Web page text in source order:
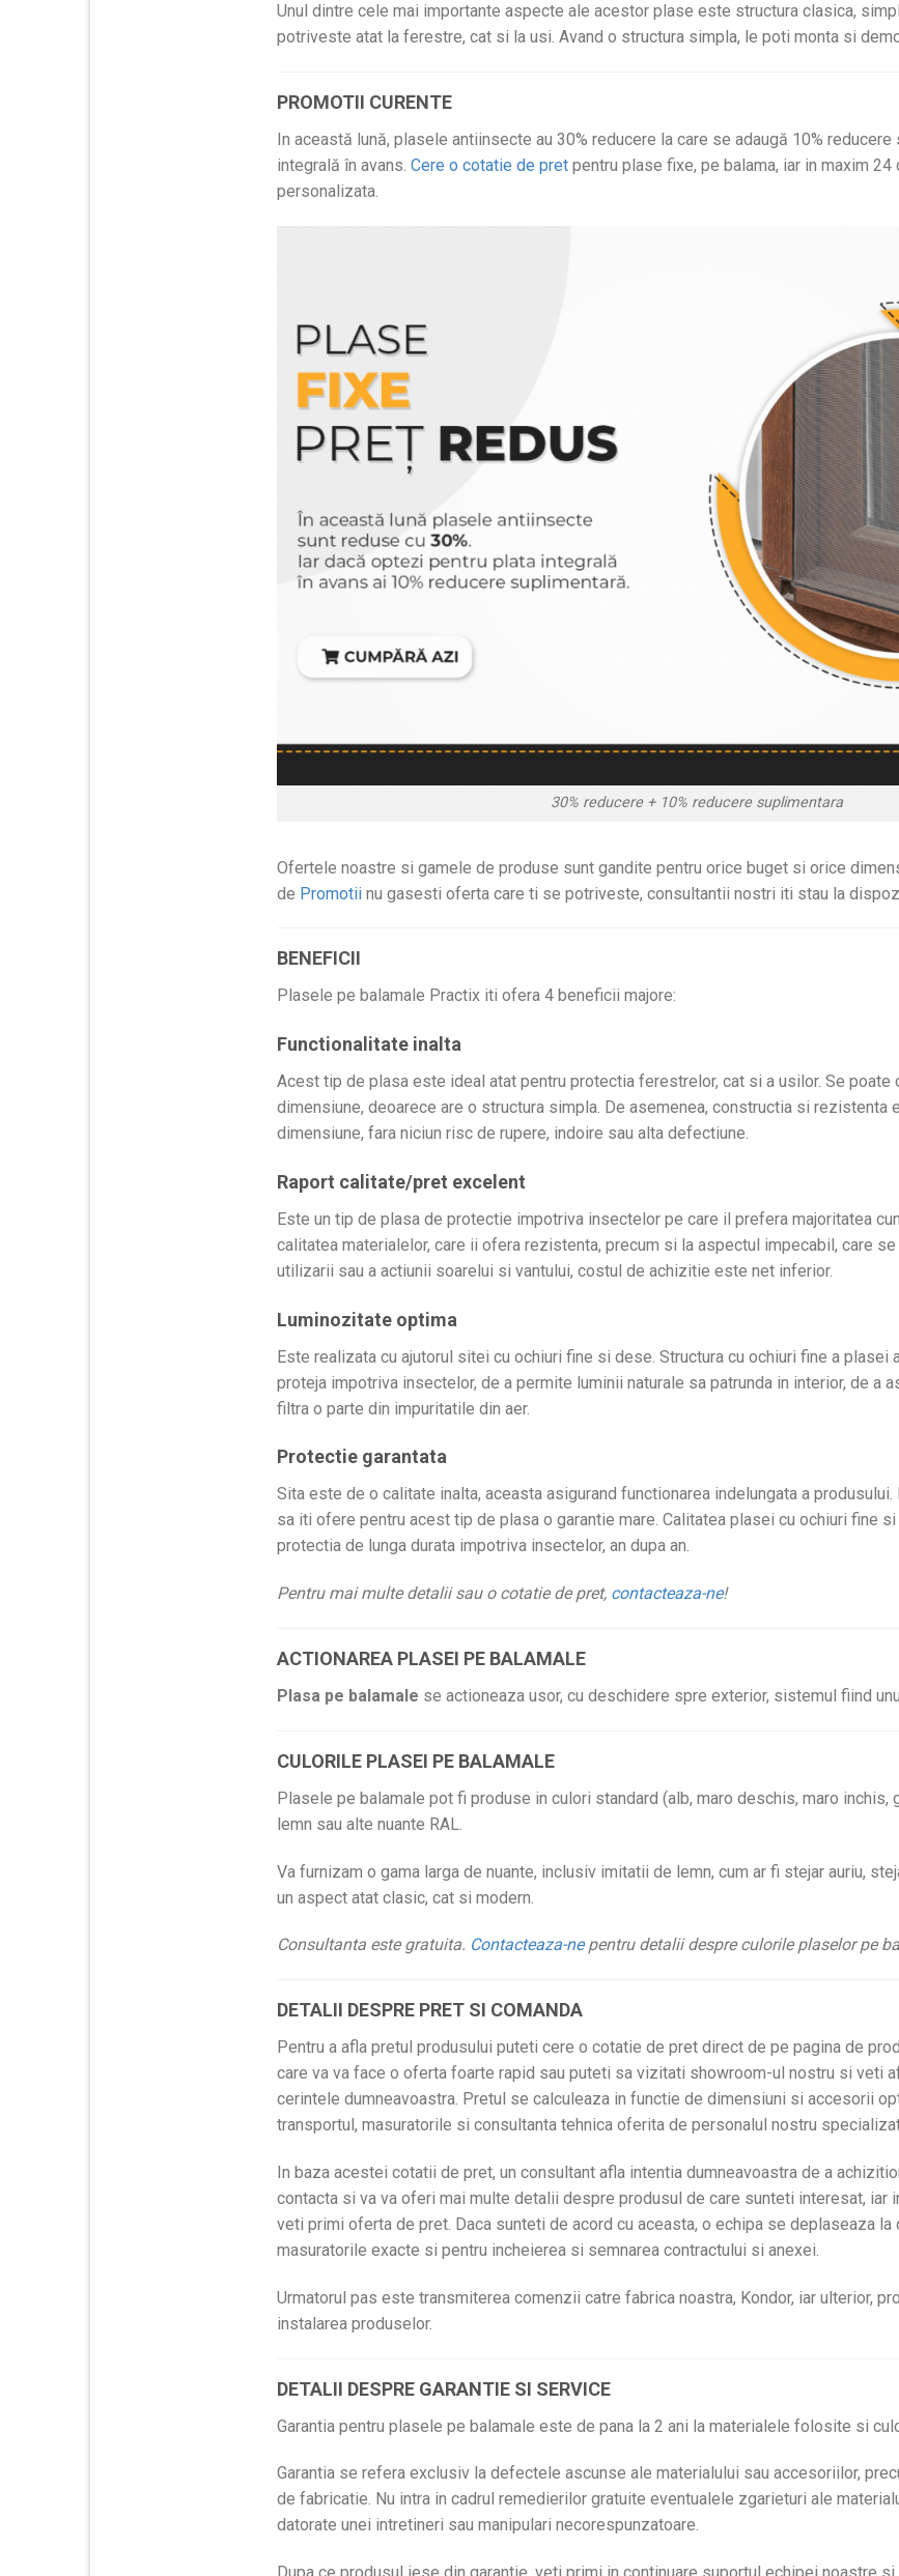
Unul dintre cele mai importante aspecte ale acestor plase este structura clasica,
potriveste atat la ferestre, cat si la usi. Avand o structura simpla, le poti monta si
PROMOTII CURENTE
In această lună, plasele antiinsecte au 30% reducere la care se adaugă 10%
integrală în avans. Cere o cotatie de pret pentru plase fixe, pe balama, iar in maxim
personalizata.
30% reducere + 10% reducere suplimentara
Ofertele noastre si gamele de produse sunt gandite pentru orice buget si orice
de Promotii nu gasesti oferta care ti se potriveste, consultantii nostri iti stau la
BENEFICII
Plasele pe balamale Practix iti ofera 4 beneficii majore:
Functionalitate inalta
Acest tip de plasa este ideal atat pentru protectia ferestrelor, cat si a usilor. Se poate
dimensiune, deoarece are o structura simpla. De asemenea, constructia si rezistenta
dimensiune, fara niciun risc de rupere, indoire sau alta defectiune.
Raport calitate/pret excelent
Este un tip de plasa de protectie impotriva insectelor pe care il prefera majoritatea
calitatea materialelor, care ii ofera rezistenta, precum si la aspectul impecabil, care
utilizarii sau a actiunii soarelui si vantului, costul de achizitie este net inferior.
Luminozitate optima
Este realizata cu ajutorul sitei cu ochiuri fine si dese. Structura cu ochiuri fine a plasei
proteja impotriva insectelor, de a permite luminii naturale sa patrunda in interior, de a
filtra o parte din impuritatile din aer.
Protectie garantata
Sita este de o calitate inalta, aceasta asigurand functionarea indelungata a
sa iti ofere pentru acest tip de plasa o garantie mare. Calitatea plasei cu ochiuri fine
protectia de lunga durata impotriva insectelor, an dupa an.
Pentru mai multe detalii sau o cotatie de pret, contacteaza-ne!
ACTIONAREA PLASEI PE BALAMALE
Plasa pe balamale se actioneaza usor, cu deschidere spre exterior, sistemul fiind
CULORILE PLASEI PE BALAMALE
Plasele pe balamale pot fi produse in culori standard (alb, maro deschis, maro inchis,
lemn sau alte nuante RAL.
Va furnizam o gama larga de nuante, inclusiv imitatii de lemn, cum ar fi stejar auriu,
un aspect atat clasic, cat si modern.
Consultanta este gratuita. Contacteaza-nepentru detalii despre culorile plaselor pe
DETALII DESPRE PRET SI COMANDA
Pentru a afla pretul produsului puteti cere o cotatie de pret direct de pe pagina de
care va va face o oferta foarte rapid sau puteti sa vizitati showroom-ul nostru si veti
cerintele dumneavoastra. Pretul se calculeaza in functie de dimensiuni si accesorii
transportul, masuratorile si consultanta tehnica oferita de personalul nostru
In baza acestei cotatii de pret, un consultant afla intentia dumneavoastra de a
contacta si va va oferi mai multe detalii despre produsul de care sunteti interesat, iar
veti primi oferta de pret. Daca sunteti de acord cu aceasta, o echipa se deplaseaza la
masuratorile exacte si pentru incheierea si semnarea contractului si anexei.
Urmatorul pas este transmiterea comenzii catre fabrica noastra, Kondor, iar ulterior,
instalarea produselor.
DETALII DESPRE GARANTIE SI SERVICE
Garantia pentru plasele pe balamale este de pana la 2 ani la materialele folosite si
Garantia se refera exclusiv la defectele ascunse ale materialului sau accesoriilor,
de fabricatie. Nu intra in cadrul remedierilor gratuite eventualele zgarieturi ale
datorate unei intretineri sau manipulari necorespunzatoare.